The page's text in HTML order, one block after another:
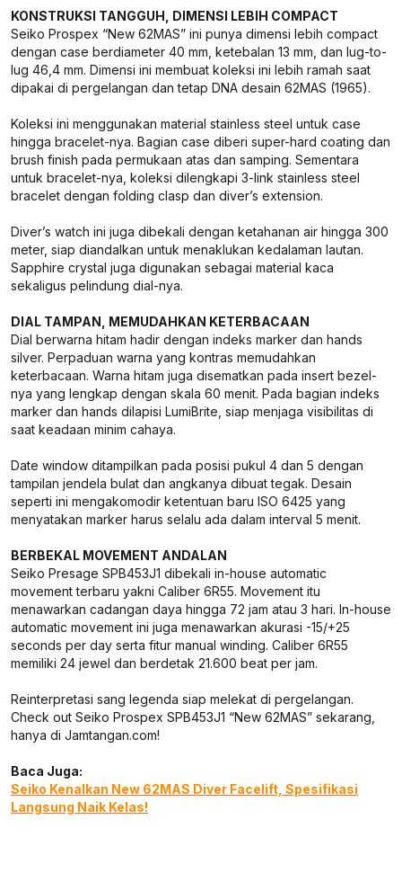
KONSTRUKSI TANGGUH, DIMENSI LEBIH COMPACT
Seiko Prospex “New 62MAS” ini punya dimensi lebih compact
dengan case berdiameter 40 mm, ketebalan 13 mm, dan lug-to-
lug 46,4 mm. Dimensi ini membuat koleksi ini lebih ramah saat
dipakai di pergelangan dan tetap DNA desain 62MAS (1965).
Koleksi ini menggunakan material stainless steel untuk case
hingga bracelet-nya. Bagian case diberi super-hard coating dan
brush finish pada permukaan atas dan samping. Sementara
untuk bracelet-nya, koleksi dilengkapi 3-link stainless steel
bracelet dengan folding clasp dan diver’s extension.
Diver’s watch ini juga dibekali dengan ketahanan air hingga 300
meter, siap diandalkan untuk menaklukan kedalaman lautan.
Sapphire crystal juga digunakan sebagai material kaca
sekaligus pelindung dial-nya.
DIAL TAMPAN, MEMUDAHKAN KETERBACAAN
Dial berwarna hitam hadir dengan indeks marker dan hands
silver. Perpaduan warna yang kontras memudahkan
keterbacaan. Warna hitam juga disematkan pada insert bezel-
nya yang lengkap dengan skala 60 menit. Pada bagian indeks
marker dan hands dilapisi LumiBrite, siap menjaga visibilitas di
saat keadaan minim cahaya.
Date window ditampilkan pada posisi pukul 4 dan 5 dengan
tampilan jendela bulat dan angkanya dibuat tegak. Desain
seperti ini mengakomodir ketentuan baru ISO 6425 yang
menyatakan marker harus selalu ada dalam interval 5 menit.
BERBEKAL MOVEMENT ANDALAN
Seiko Presage SPB453J1 dibekali in-house automatic
movement terbaru yakni Caliber 6R55. Movement itu
menawarkan cadangan daya hingga 72 jam atau 3 hari. In-house
automatic movement ini juga menawarkan akurasi -15/+25
seconds per day serta fitur manual winding. Caliber 6R55
memiliki 24 jewel dan berdetak 21.600 beat per jam.
Reinterpretasi sang legenda siap melekat di pergelangan.
Check out Seiko Prospex SPB453J1 “New 62MAS” sekarang,
hanya di Jamtangan.com!
Baca Juga:
Seiko Kenalkan New 62MAS Diver Facelift, Spesifikasi
Langsung Naik Kelas!